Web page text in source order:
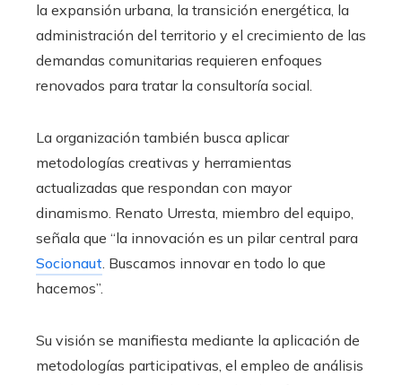
la expansión urbana, la transición energética, la
administración del territorio y el crecimiento de las
demandas comunitarias requieren enfoques
renovados para tratar la consultoría social.
La organización también busca aplicar
metodologías creativas y herramientas
actualizadas que respondan con mayor
dinamismo. Renato Urresta, miembro del equipo,
señala que “la innovación es un pilar central para
Socionaut . Buscamos innovar en todo lo que
hacemos”.
Su visión se manifiesta mediante la aplicación de
metodologías participativas, el empleo de análisis